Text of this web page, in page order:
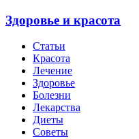
Здоровье и красота
Статьи
Красота
Лечение
Здоровье
Болезни
Лекарства
Диеты
Советы